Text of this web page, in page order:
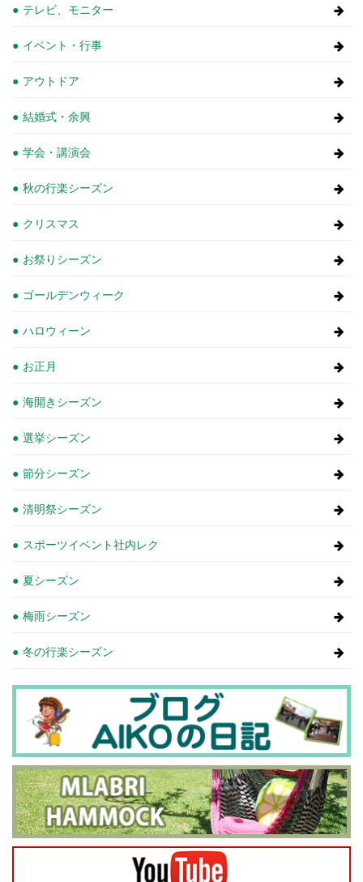
テレビ、モニター
イベント・行事
アウトドア
結婚式・余興
学会・講演会
秋の行楽シーズン
クリスマス
お祭りシーズン
ゴールデンウィーク
ハロウィーン
お正月
海開きシーズン
選挙シーズン
節分シーズン
清明祭シーズン
スポーツイベント社内レク
夏シーズン
梅雨シーズン
冬の行楽シーズン